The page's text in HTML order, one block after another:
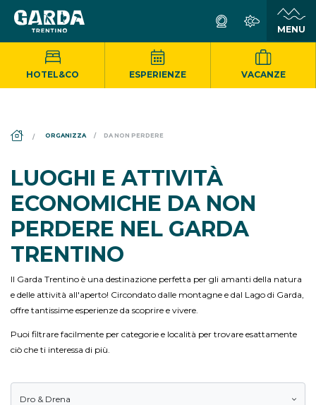
HOTEL&CO ESPERIENZE VACANZE
DS_BREADCRUMB.HOME
ORGANIZZA DA NON PERDERE
LUOGHI E ATTIVITÀ
ECONOMICHE DA NON
PERDERE NEL GARDA
TRENTINO
Il Garda Trentino è una destinazione perfetta per gli amanti della natura
e delle attività all'aperto! Circondato dalle montagne e dal Lago di Garda,
offre tantissime esperienze da scoprire e vivere.
Puoi filtrare facilmente per categorie e località per trovare esattamente
ciò che ti interessa di più.
Dro & Drena